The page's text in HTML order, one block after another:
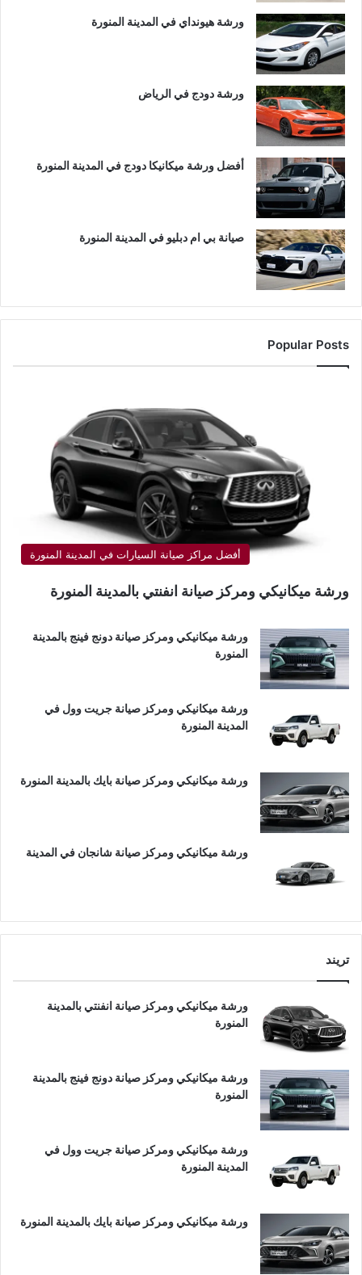
ورشة هيونداي في المدينة المنورة
ورشة دودج في الرياض
أفضل ورشة ميكانيكا دودج في المدينة المنورة
صيانة بي ام دبليو في المدينة المنورة
Popular Posts
أفضل مراكز صيانة السيارات في المدينة المنورة
ورشة ميكانيكي ومركز صيانة انفنتي بالمدينة المنورة
ورشة ميكانيكي ومركز صيانة دونج فينج بالمدينة
المنورة
ورشة ميكانيكي ومركز صيانة جريت وول في
المدينة المنورة
ورشة ميكانيكي ومركز صيانة بايك بالمدينة المنورة
ورشة ميكانيكي ومركز صيانة شانجان في المدينة
تريند
ورشة ميكانيكي ومركز صيانة انفنتي بالمدينة
المنورة
ورشة ميكانيكي ومركز صيانة دونج فينج بالمدينة
المنورة
ورشة ميكانيكي ومركز صيانة جريت وول في
المدينة المنورة
ورشة ميكانيكي ومركز صيانة بايك بالمدينة المنورة